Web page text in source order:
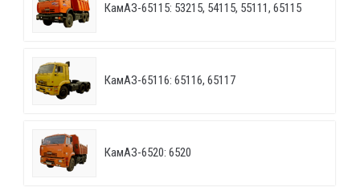
КамАЗ-65115: 53215, 54115, 55111, 65115
КамАЗ-65116: 65116, 65117
КамАЗ-6520: 6520